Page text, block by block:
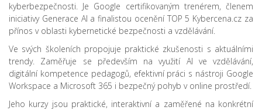
kyberbezpečnosti. Je Google certifikovaným trenérem, členem
iniciativy Generace AI a finalistou ocenění TOP 5 Kybercena.cz za
přínos v oblasti kybernetické bezpečnosti a vzdělávání.
Ve svých školeních propojuje praktické zkušenosti s aktuálními
trendy. Zaměřuje se především na využití AI ve vzdělávání,
digitální kompetence pedagogů, efektivní práci s nástroji Google
Workspace a Microsoft 365 i bezpečný pohyb v online prostředí.
Jeho kurzy jsou praktické, interaktivní a zaměřené na konkrétní